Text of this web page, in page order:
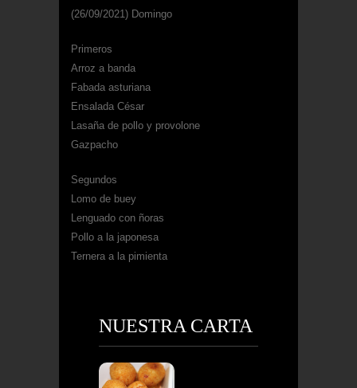
(26/09/2021) Domingo
Primeros
Arroz a banda
Fabada asturiana
Ensalada César
Lasaña de pollo y provolone
Gazpacho
Segundos
Lomo de buey
Lenguado con ñoras
Pollo a la japonesa
Ternera a la pimienta
NUESTRA CARTA